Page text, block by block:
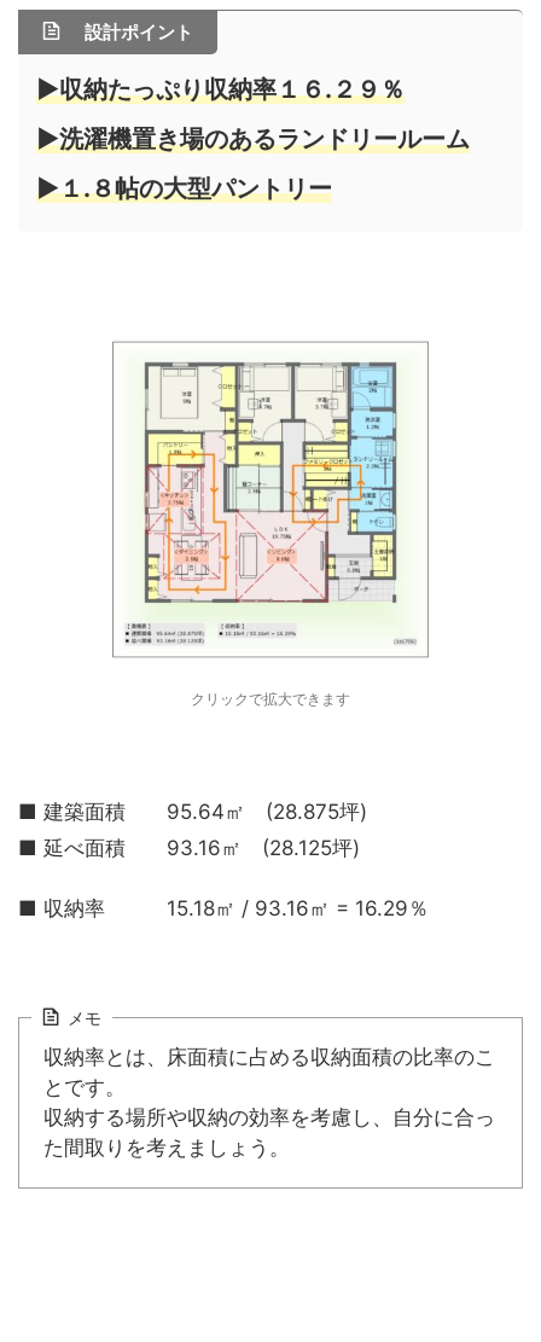
設計ポイント
▶収納たっぷり収納率１６.２９％
▶洗濯機置き場のあるランドリールーム
▶１.８帖の大型パントリー
クリックで拡大できます
■ 建築面積 95.64㎡ (28.875坪)
■ 延べ面積 93.16㎡ (28.125坪)
■ 収納率 15.18㎡ / 93.16㎡ = 16.29％
メモ
収納率とは、床面積に占める収納面積の比率のこ
とです。
収納する場所や収納の効率を考慮し、自分に合っ
た間取りを考えましょう。